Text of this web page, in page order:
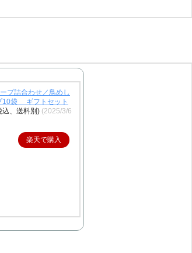
プ詰合わせ／鳥めし
袋 ギフトセット
込、送料別) (2025/3/6
楽天で購入